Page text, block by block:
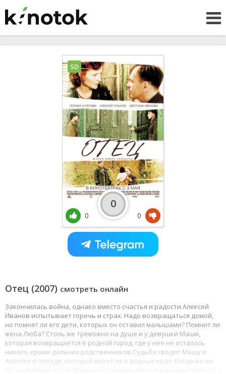
Отец (2007) смотреть онлайн
Закончилась война, однако вместо счастья и радости Алексей
Иванов испытывает горечь и страх. Надо возвращаться домой,
но помнят ли его дети, которых он оставил малышами? Помнит ли
жена Люба? Столь же тревожно на душе и у девушки Маши,
которая возвращается в родной город, где у нее не осталось
никого, кроме дальних родственников.Судьба сводит Машу и
Алексея в поезде, который везет их в родные края. Когда же он
SD
0
0
0